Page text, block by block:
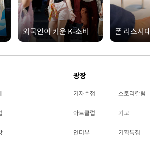
외국인이 키운 K-소비 폰 리스시
광장
기자수첩 스토리칼럼
아트클럽 기고
인터뷰 기획특집